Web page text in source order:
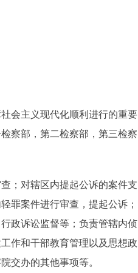
会主义现代化顺利进行的重要
察部，第二检察部，第三检察
；对辖区内提起公诉的案件支
罪案件进行审查，提起公诉；
政诉讼监督等；负责管辖内侦
作和干部教育管理以及思想政
交办的其他事项等。